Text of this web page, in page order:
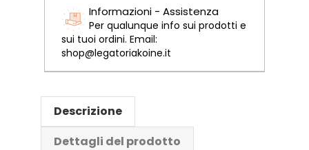
Informazioni - Assistenza
Per qualunque info sui prodotti e
sui tuoi ordini. Email:
shop@legatoriakoine.it
Descrizione
Dettagli del prodotto